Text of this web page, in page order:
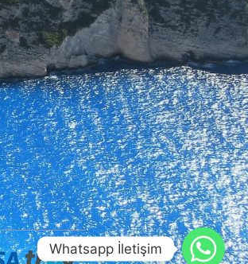
Whatsapp İletişim